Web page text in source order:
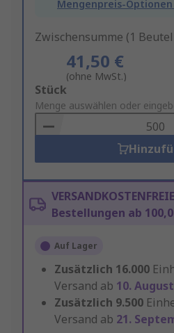
Mengenpreis-
Zwischensumme (1
41,50 €
(ohne MwSt.)
Add
to
Basket
Stück
Menge auswählen oder
Bestellungen ab
Auf Lager
Zusätzlich 16.000
Versand ab 10.
Zusätzlich 9.500
Versand ab 21.